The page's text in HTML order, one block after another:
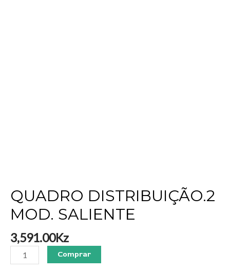
QUADRO DISTRIBUIÇÃO.2
MOD. SALIENTE
3,591.00Kz
Comprar